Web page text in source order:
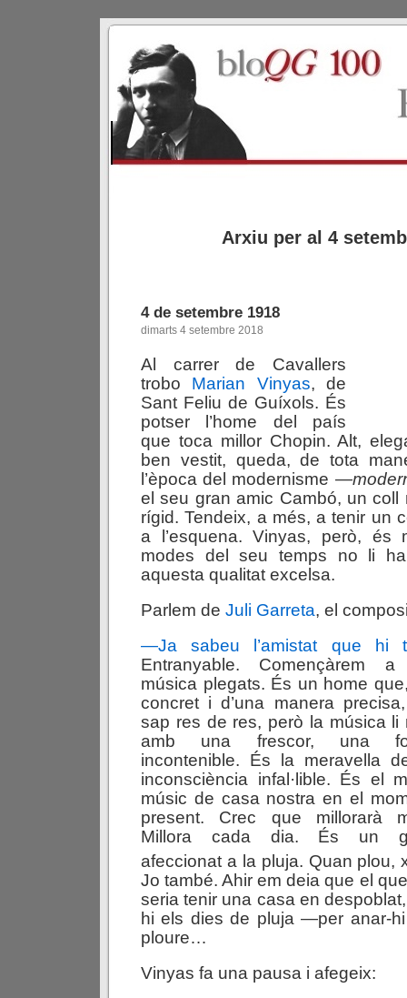
Arxiu per al 4
4 de setembre 1918
dimarts 4 setembre 2018
Al carrer de Cavallers
trobo Marian Vinyas, de
Sant Feliu de Guíxols. És
potser l’home del país
que toca millor Chopin. Alt,
ben vestit, queda, de tota
l’època del modernisme —
el seu gran amic Cambó, un coll
rígid. Tendeix, a més, a tenir un
a l’esquena. Vinyas, però, és
modes del seu temps no li
aquesta qualitat excelsa.
Parlem de Juli Garreta, el
—Ja sabeu l’amistat que hi
Entranyable. Començàrem
música plegats. És un home
concret i d’una manera
sap res de res, però la música li
amb una frescor, una
incontenible. És la meravella
inconsciència infal·lible. És el
músic de casa nostra en el
present. Crec que millorarà
Millora cada dia. És un
afeccionat a la pluja. Quan plou,
Jo també. Ahir em deia que el
seria tenir una casa en
hi els dies de pluja —per anar-
ploure…
Vinyas fa una pausa i afegeix: